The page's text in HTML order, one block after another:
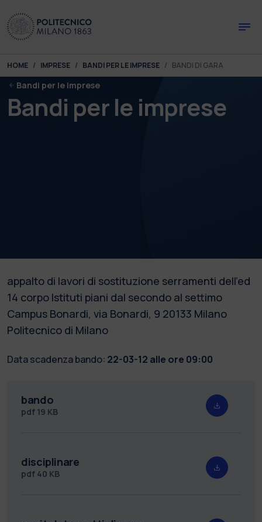
You are here:
HOME IMPRESE BANDI PER LE IMPRESE BANDI DI GARA
Bandi per le imprese
Bandi per le imprese
appalto di lavori di sostituzione serramenti dell'ed
14 corpo Istituti piani dal secondo al settimo
Campus Bonardi, via Bonardi, 9 20133 Milano
Politecnico di Milano
Data scadenza bando: 22-03-12 alle ore 09:00
bando
pdf 19 KB
disciplinare
pdf 40 KB